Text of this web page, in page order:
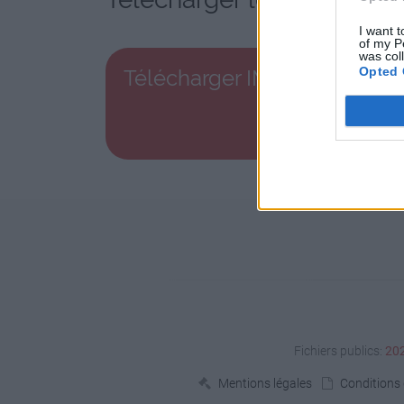
I want
of my
was
Opted
Télécharger IMG_9999.JPG
Fichiers publics:
Mentions légales